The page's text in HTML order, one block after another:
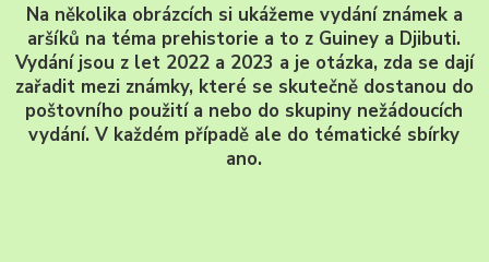
Na několika obrázcích si ukážeme vydání známek a
aršíků na téma prehistorie a to z Guiney a Djibuti.
Vydání jsou z let 2022 a 2023 a je otázka, zda se dají
zařadit mezi známky, které se skutečně dostanou do
poštovního použití a nebo do skupiny nežádoucích
vydání. V každém případě ale do tématické sbírky
ano.